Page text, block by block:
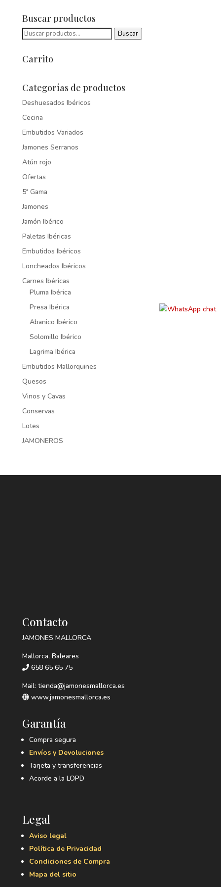
Buscar productos
Buscar
Buscar
Carrito
Categorías de productos
Deshuesados Ibéricos
Cecina
Embutidos Variados
Jamones Serranos
Atún rojo
Ofertas
5ª Gama
Jamones
Jamón Ibérico
Paletas Ibéricas
Embutidos Ibéricos
Loncheados Ibéricos
Carnes Ibéricas
Pluma Ibérica
Presa Ibérica
Abanico Ibérico
Solomillo Ibérico
Lagrima Ibérica
Embutidos Mallorquines
Quesos
Vinos y Cavas
Conservas
Lotes
JAMONEROS
Contacto
JAMONES MALLORCA
Mallorca, Baleares
658 65 65 75
Mail: tienda@jamonesmallorca.es
www.jamonesmallorca.es
Garantía
Compra segura
Envíos y Devoluciones
Tarjeta y transferencias
Acorde a la LOPD
Legal
Aviso legal
Política de Privacidad
Condiciones de Compra
Mapa del sitio